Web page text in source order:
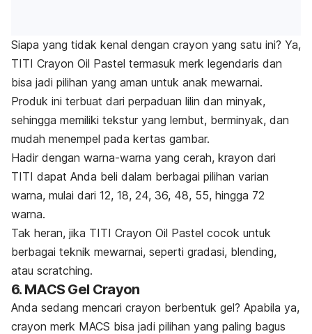
Siapa yang tidak kenal dengan crayon yang satu ini? Ya,
TITI Crayon Oil Pastel termasuk merk legendaris dan
bisa jadi pilihan yang aman untuk anak mewarnai.
Produk ini terbuat dari perpaduan lilin dan minyak,
sehingga memiliki tekstur yang lembut, berminyak, dan
mudah menempel pada kertas gambar.
Hadir dengan warna-warna yang cerah, krayon dari
TITI dapat Anda beli dalam berbagai pilihan varian
warna, mulai dari 12, 18, 24, 36, 48, 55, hingga 72
warna.
Tak heran, jika TITI Crayon Oil Pastel cocok untuk
berbagai teknik mewarnai, seperti gradasi, blending,
atau scratching.
6. MACS Gel Crayon
Anda sedang mencari crayon berbentuk gel? Apabila ya,
crayon merk MACS bisa jadi pilihan yang paling bagus